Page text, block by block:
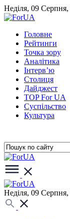
Неділя, 09
Головне
Рейтинги
Точка зору
Аналітика
Інтерв’ю
Столиця
Дайджест
TOP For UA
Суспiльство
Культура
Неділя, 09